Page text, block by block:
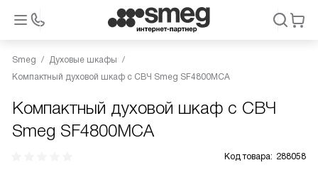
Smeg
Духовые шкафы
Компактный духовой шкаф с СВЧ Smeg SF4800MCA
Компактный духовой шкаф с СВЧ
Smeg SF4800MCA
Код товара: 288058